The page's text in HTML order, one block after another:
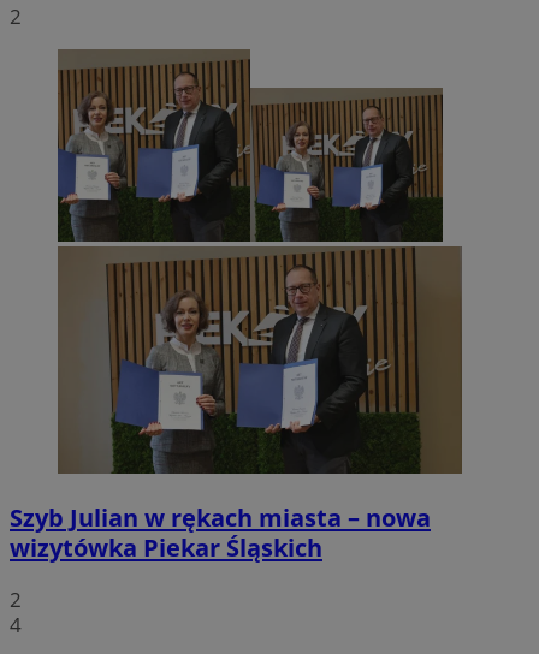
2
Szyb Julian w rękach miasta – nowa
wizytówka Piekar Śląskich
2
4